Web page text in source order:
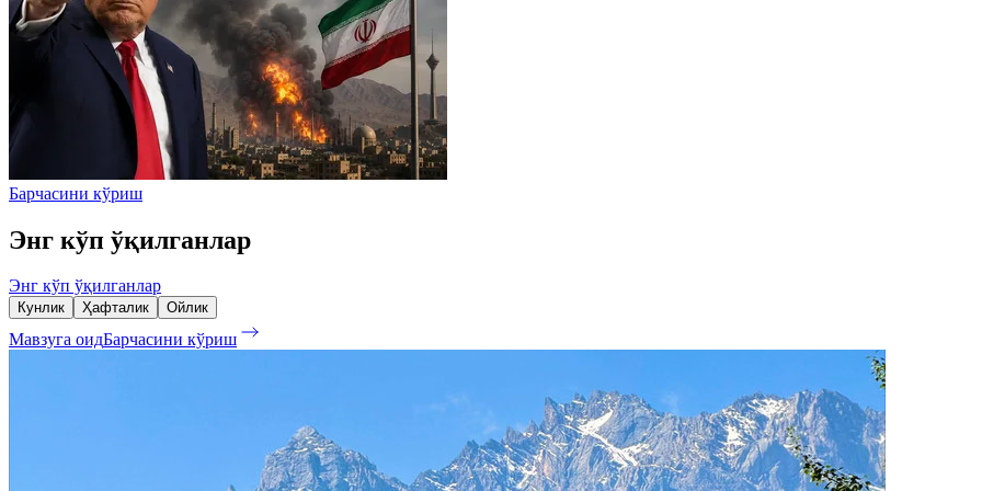
Барчасини кўриш
Энг кўп ўқилганлар
Энг кўп ўқилганлар
Кунлик Ҳафталик Ойлик
Мавзуга оидБарчасини кўриш